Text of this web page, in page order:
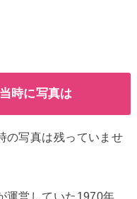
時に写真は
の写真は残っていませ
運営していた1970年